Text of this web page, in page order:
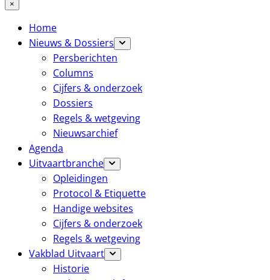
×
Home
Nieuws & Dossiers
Persberichten
Columns
Cijfers & onderzoek
Dossiers
Regels & wetgeving
Nieuwsarchief
Agenda
Uitvaartbranche
Opleidingen
Protocol & Etiquette
Handige websites
Cijfers & onderzoek
Regels & wetgeving
Vakblad Uitvaart
Historie